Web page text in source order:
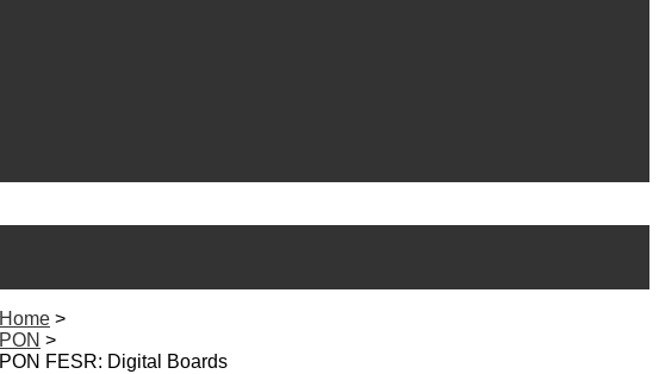
Home >
PON >
PON FESR: Digital Boards